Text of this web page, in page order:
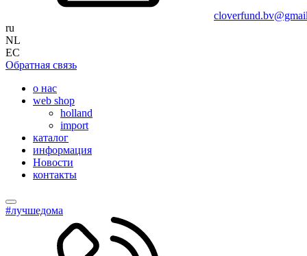
ru
NL
EC
Обратная связь
о нас
web shop
holland
import
каталог
информация
Новости
контакты
#лучшедома